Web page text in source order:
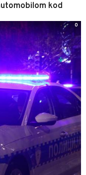
kod
0